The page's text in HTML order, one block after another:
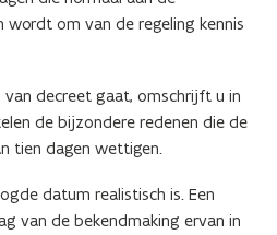
wordt om van de regeling kennis
decreet gaat, omschrijft u in
de bijzondere redenen die de
tien dagen wettigen.
datum realistisch is. Een
van de bekendmaking ervan in